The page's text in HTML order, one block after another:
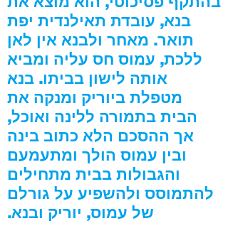
בנא, עובדת תאילנדית יפת
תואר. מאחר ולבנא אין לאן
ללכת, עמוס חס עליה ומביא
אותה לישון בביתו. בנא
מטפלת ביוריק ומנקה את
הבית בתמורה ללינה ואוכל,
אך ההסכם הלא כתוב בינה
ובין עמוס הולך ומתעמעם
והגבולות בבית מתחילים
להתמוסס ולהשפיע על גורלם
של עמוס, יוריק ובנא.